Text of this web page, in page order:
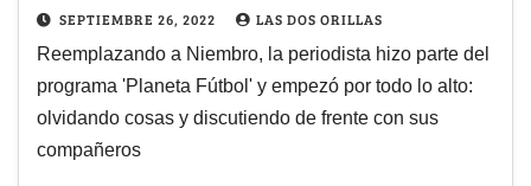
SEPTIEMBRE 26, 2022 LAS DOS ORILLAS
Reemplazando a Niembro, la periodista hizo parte del
programa 'Planeta Fútbol' y empezó por todo lo alto:
olvidando cosas y discutiendo de frente con sus
compañeros